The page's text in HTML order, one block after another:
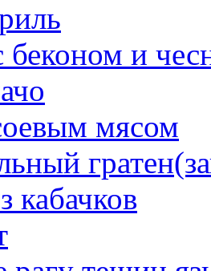
беконом и
мясом
кабачков